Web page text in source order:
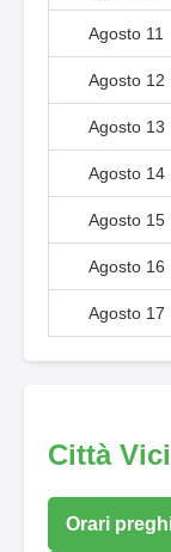
Agosto 11
Agosto 12
Agosto 13
Agosto 14
Agosto 15
Agosto 16
Agosto 17
Città
Orari